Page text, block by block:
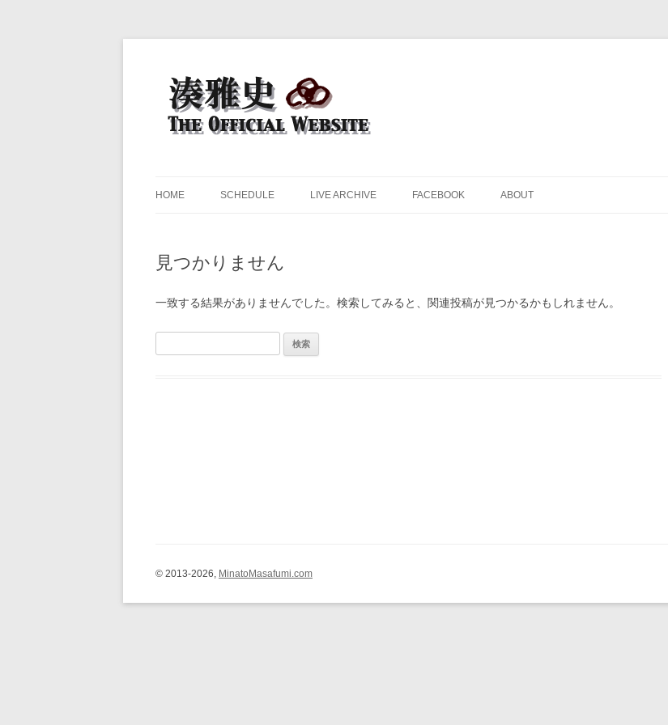
湊雅史オフィシャル・ウェブサイト＜Masafumi
HOME SCHEDULE LIVE ARCHIVE FACEBOOK ABOUT
見つかりません
一致する結果がありませんでした。検索してみると、関連投稿が見つかるかもしれません。
© 2013-2026, MinatoMasafumi.com